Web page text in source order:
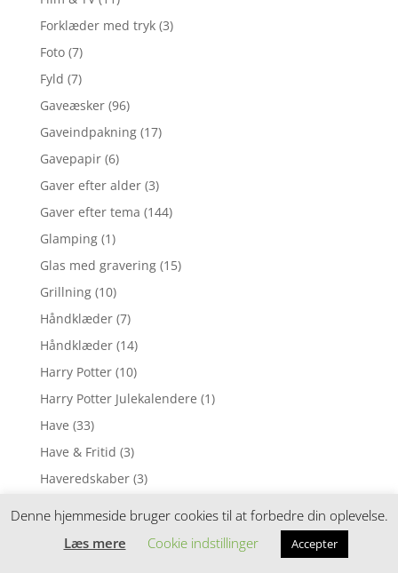
Forklæder med tryk (3)
Foto (7)
Fyld (7)
Gaveæsker (96)
Gaveindpakning (17)
Gavepapir (6)
Gaver efter alder (3)
Gaver efter tema (144)
Glamping (1)
Glas med gravering (15)
Grillning (10)
Håndklæder (7)
Håndklæder (14)
Harry Potter (10)
Harry Potter Julekalendere (1)
Have (33)
Have & Fritid (3)
Haveredskaber (3)
Denne hjemmeside bruger cookies til at forbedre din oplevelse.
Læs mere
Cookie indstillinger Accepter